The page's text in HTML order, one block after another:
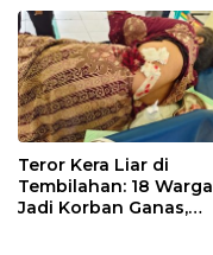
Teror Kera Liar di
Tembilahan: 18 Warga
Jadi Korban Ganas,